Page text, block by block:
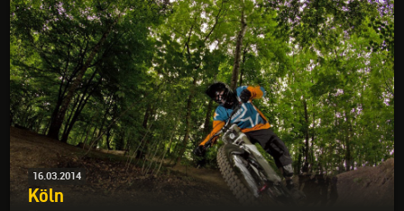
16.03.2014
Köln